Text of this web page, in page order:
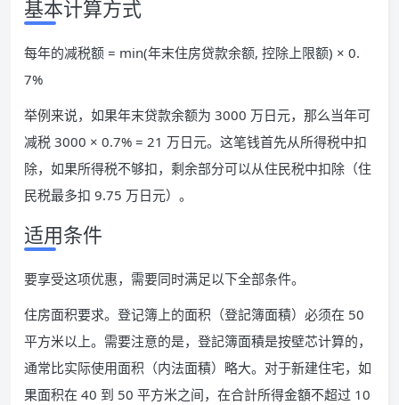
基本计算方式
每年的减税额 = min(年末住房贷款余额, 控除上限额) × 0.
7%
举例来说，如果年末贷款余额为 3000 万日元，那么当年可
减税 3000 × 0.7% = 21 万日元。这笔钱首先从所得税中扣
除，如果所得税不够扣，剩余部分可以从住民税中扣除（住
民税最多扣 9.75 万日元）。
适用条件
要享受这项优惠，需要同时满足以下全部条件。
住房面积要求。登记簿上的面积（登記簿面積）必须在 50
平方米以上。需要注意的是，登記簿面積是按壁芯计算的，
通常比实际使用面积（内法面積）略大。对于新建住宅，如
果面积在 40 到 50 平方米之间，在合計所得金額不超过 10